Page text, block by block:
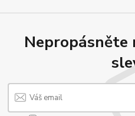
Nepropásněte